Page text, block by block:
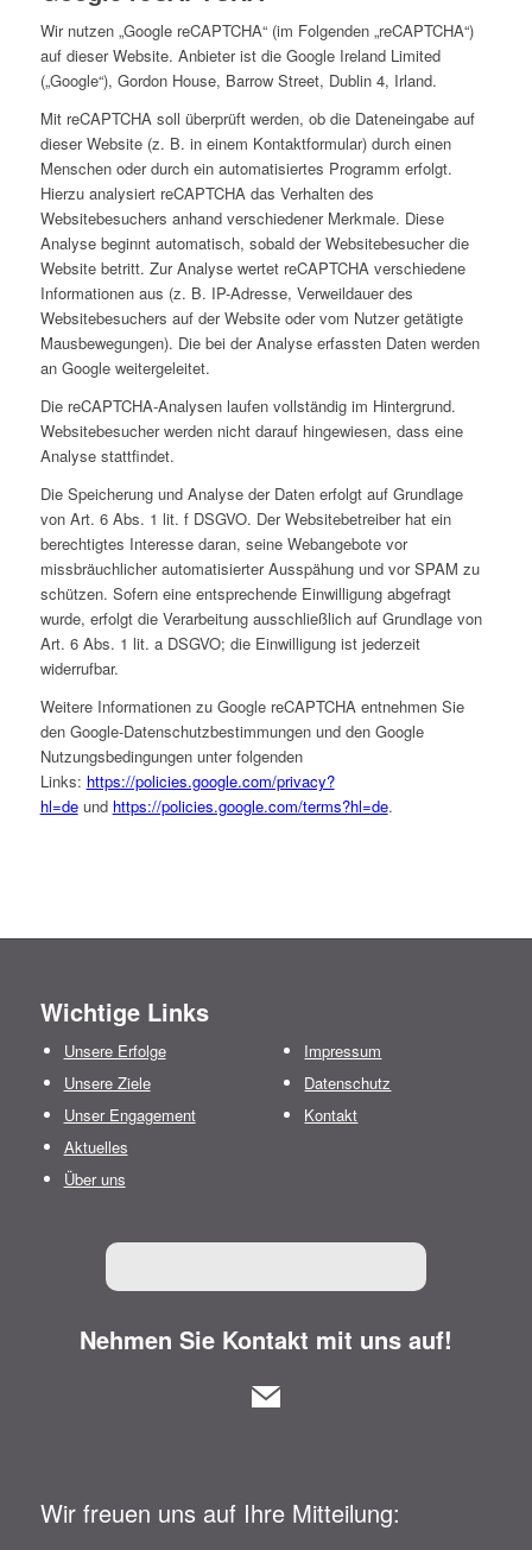
Wir nutzen „Google reCAPTCHA“ (im Folgenden „reCAPTCHA“)
auf dieser Website. Anbieter ist die Google Ireland Limited
(„Google“), Gordon House, Barrow Street, Dublin 4, Irland.
Mit reCAPTCHA soll überprüft werden, ob die Dateneingabe auf
dieser Website (z. B. in einem Kontaktformular) durch einen
Menschen oder durch ein automatisiertes Programm erfolgt.
Hierzu analysiert reCAPTCHA das Verhalten des
Websitebesuchers anhand verschiedener Merkmale. Diese
Analyse beginnt automatisch, sobald der Websitebesucher die
Website betritt. Zur Analyse wertet reCAPTCHA verschiedene
Informationen aus (z. B. IP-Adresse, Verweildauer des
Websitebesuchers auf der Website oder vom Nutzer getätigte
Mausbewegungen). Die bei der Analyse erfassten Daten werden
an Google weitergeleitet.
Die reCAPTCHA-Analysen laufen vollständig im Hintergrund.
Websitebesucher werden nicht darauf hingewiesen, dass eine
Analyse stattfindet.
Die Speicherung und Analyse der Daten erfolgt auf Grundlage
von Art. 6 Abs. 1 lit. f DSGVO. Der Websitebetreiber hat ein
berechtigtes Interesse daran, seine Webangebote vor
missbräuchlicher automatisierter Ausspähung und vor SPAM zu
schützen. Sofern eine entsprechende Einwilligung abgefragt
wurde, erfolgt die Verarbeitung ausschließlich auf Grundlage von
Art. 6 Abs. 1 lit. a DSGVO; die Einwilligung ist jederzeit
widerrufbar.
Weitere Informationen zu Google reCAPTCHA entnehmen Sie
den Google-Datenschutzbestimmungen und den Google
Nutzungsbedingungen unter folgenden
Links: https://policies.google.com/privacy?
hl=deund https://policies.google.com/terms?hl=de.
Wichtige Links
Unsere Erfolge
Unsere Ziele
Unser Engagement
Aktuelles
Über uns
Impressum
Datenschutz
Kontakt
Nehmen Sie Kontakt mit uns auf!
Wir freuen uns auf Ihre Mitteilung: